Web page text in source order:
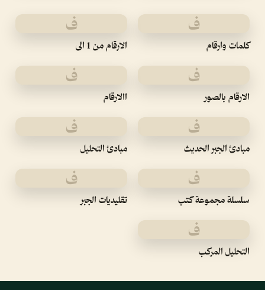
ف
كلمات وارقام
ف
الارقام من 1 الى
ف
الارقام بالصور
ف
االارقام
ف
مبادئ الجبر الحديث
ف
مبادئ التحليل
ف
سلسلة مجموعة كتب
ف
تقليديات الجبر
ف
التحليل المركب